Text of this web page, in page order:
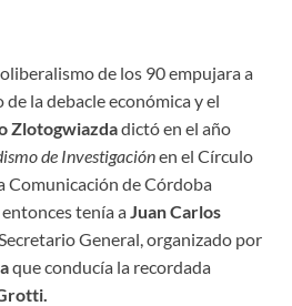
de los 90 empujara a
la debacle económica y el
Zlotogwiazdadictó en el año
de Investigaciónen el Círculo
Comunicación de Córdoba
tenía a Juan Carlos
General, organizado por
que conducía la recordada